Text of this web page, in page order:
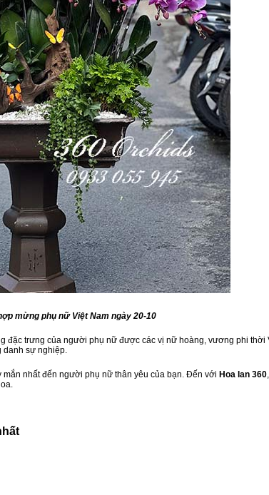
mừng phụ nữ Việt Nam ngày 20-10
đặc trưng của người phụ nữ được các vị nữ hoàng, vương phi thời
danh sự nghiệp.
nhất đến người phụ nữ thân yêu của bạn. Đến với Hoa lan 360